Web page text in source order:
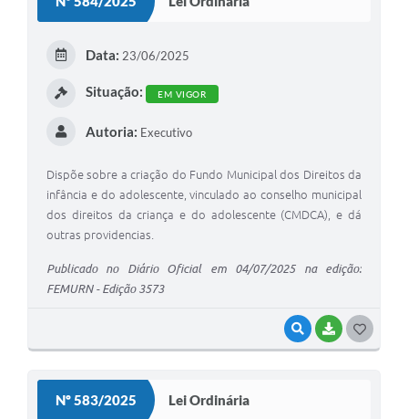
VISUALIZAR
BAIXAR
Data: 23/06/2025
Situação: EM VIGOR
Autoria: Executivo
Dispõe sobre a criação do Fundo Municipal dos Direitos da
infância e do adolescente, vinculado ao conselho municipal
dos direitos da criança e do adolescente (CMDCA), e dá
outras providencias.
Publicado no Diário Oficial em 04/07/2025 na edição:
FEMURN - Edição 3573
Nº 583/2025 Lei Ordinária